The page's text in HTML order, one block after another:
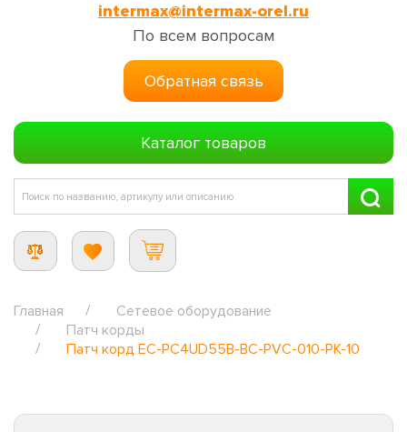
intermax@intermax-orel.ru
По всем вопросам
Обратная связь
Каталог товаров
Главная
Сетевое оборудование
Патч корды
Патч корд EC-PC4UD55B-BC-PVC-010-PK-10